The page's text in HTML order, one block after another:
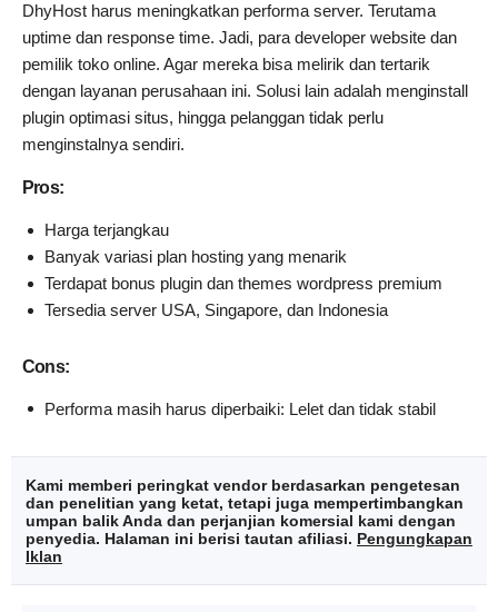
DhyHost harus meningkatkan performa server. Terutama
uptime dan response time. Jadi, para developer website dan
pemilik toko online. Agar mereka bisa melirik dan tertarik
dengan layanan perusahaan ini. Solusi lain adalah menginstall
plugin optimasi situs, hingga pelanggan tidak perlu
menginstalnya sendiri.
Pros:
Harga terjangkau
Banyak variasi plan hosting yang menarik
Terdapat bonus plugin dan themes wordpress premium
Tersedia server USA, Singapore, dan Indonesia
Cons:
Performa masih harus diperbaiki: Lelet dan tidak stabil
Kami memberi peringkat vendor berdasarkan pengetesan
dan penelitian yang ketat, tetapi juga mempertimbangkan
umpan balik Anda dan perjanjian komersial kami dengan
penyedia. Halaman ini berisi tautan afiliasi. Pengungkapan
Iklan